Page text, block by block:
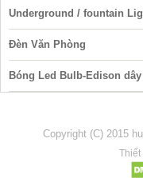
Underground / fountain
Đèn Văn Phòng
Bóng Led Bulb-Edison
Copyright (C) 2015
Thiết